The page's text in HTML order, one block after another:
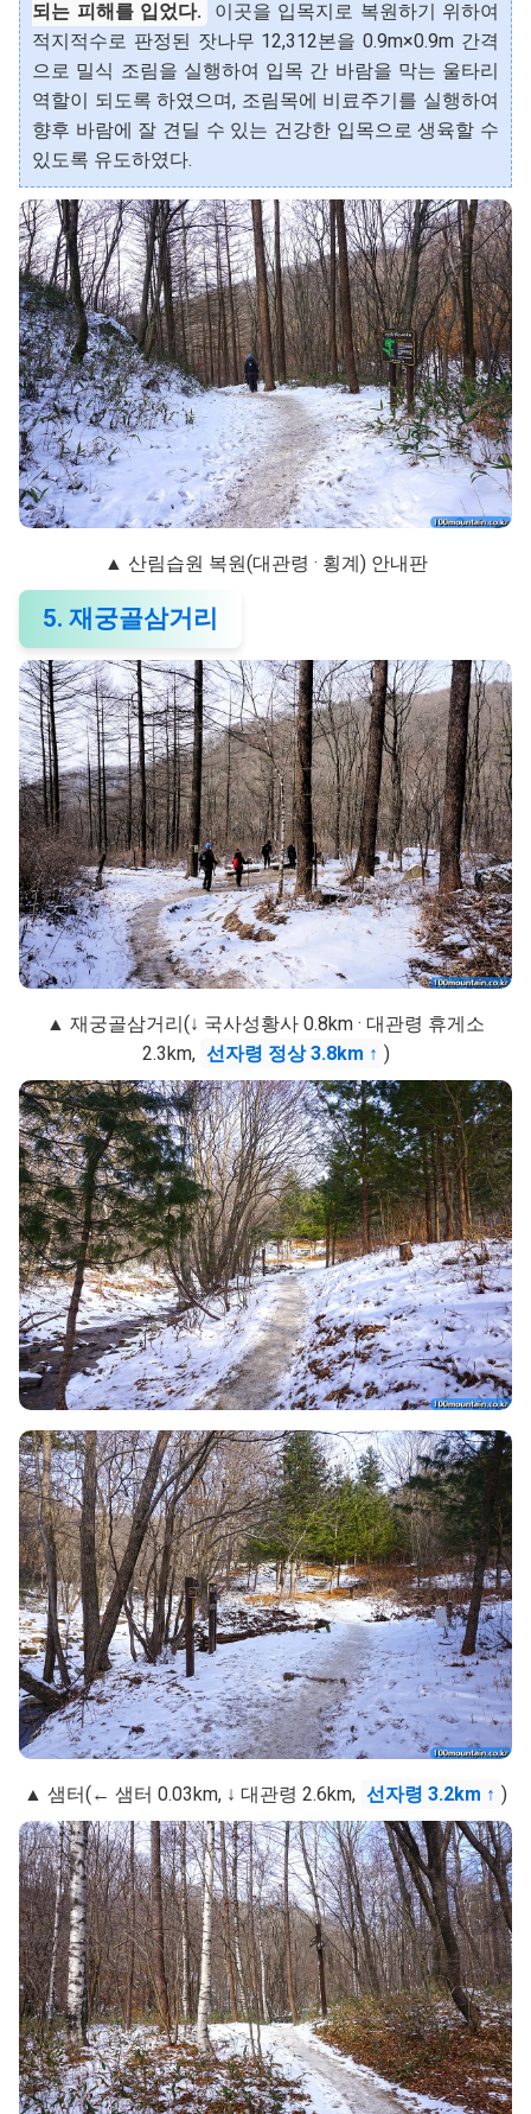
되는 피해를 입었다.
이곳을 입목지로 복원하기 위하여
적지적수로 판정된 잣나무 12,312본을 0.9m×0.9m 간격
으로 밀식 조림을 실행하여 입목 간 바람을 막는 울타리
역할이 되도록 하였으며, 조림목에 비료주기를 실행하여
향후 바람에 잘 견딜 수 있는 건강한 입목으로 생육할 수
있도록 유도하였다.
▲ 산림습원 복원(대관령 · 횡계) 안내판
5. 재궁골삼거리
▲ 재궁골삼거리(↓ 국사성황사 0.8km · 대관령 휴게소
2.3km, 선자령 정상 3.8km ↑ )
▲ 샘터(← 샘터 0.03km, ↓ 대관령 2.6km, 선자령 3.2km ↑ )